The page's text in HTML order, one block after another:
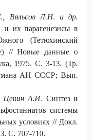
Вяльсов Л.Н. и др.
их парагенезисы в
(Тетюхинский
// Новые данные о
1975. С. 3-13. (Тр.
АН СССР; Вып.
Цепин А.И. Синтез и
системы
условиях // Докл.
С. 707-710.